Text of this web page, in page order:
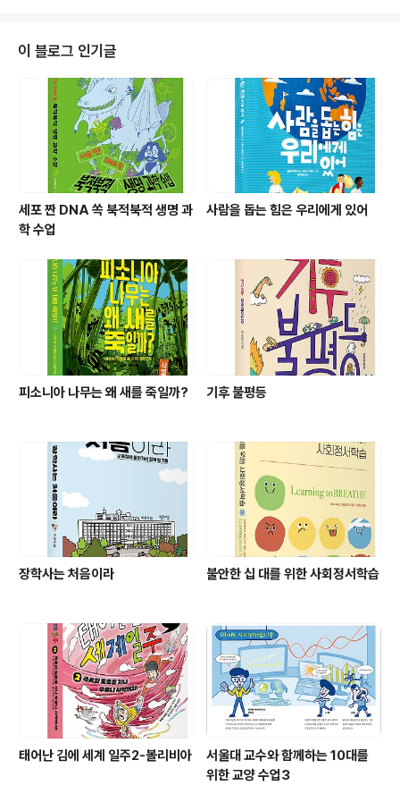
이 블로그 인기글
세포 짠 DNA 쏙 북적북적 생명 과
학 수업
사람을 돕는 힘은 우리에게 있어
피소니아 나무는 왜 새를 죽일까? 기후 불평등
장학사는 처음이라 불안한 십 대를 위한 사회정서학습
태어난 김에 세계 일주2-볼리비아
서울대 교수와 함께하는 10대를
위한 교양 수업3